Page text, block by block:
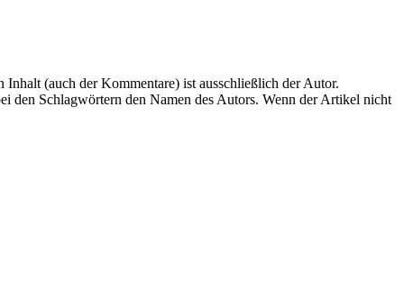
(auch der Kommentare) ist ausschließlich der Autor.
den Schlagwörtern den Namen des Autors. Wenn der Artikel nicht